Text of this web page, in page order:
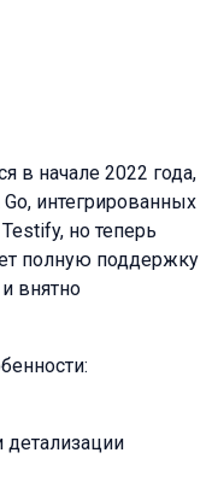
в начале 2022 года,
интегрированных
но теперь
полную поддержку
внятно